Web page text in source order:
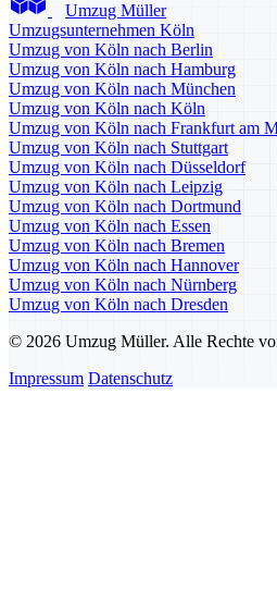
Umzug Müller
Umzugsunternehmen Köln
Umzug von Köln nach Berlin
Umzug von Köln nach Hamburg
Umzug von Köln nach München
Umzug von Köln nach Köln
Umzug von Köln nach Frankfurt am
Umzug von Köln nach Stuttgart
Umzug von Köln nach Düsseldorf
Umzug von Köln nach Leipzig
Umzug von Köln nach Dortmund
Umzug von Köln nach Essen
Umzug von Köln nach Bremen
Umzug von Köln nach Hannover
Umzug von Köln nach Nürnberg
Umzug von Köln nach Dresden
© 2026 Umzug Müller. Alle Rechte
Impressum Datenschutz